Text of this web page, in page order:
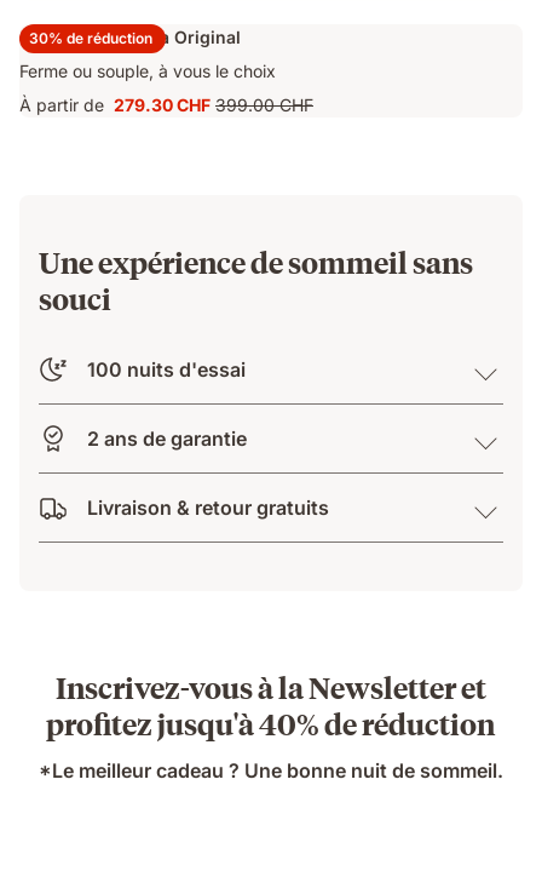
30% de réduction
Surmatelas Emma Original
Ferme ou souple, à vous le choix
À partir de Prix
279.30 CHF Prix
399.00 CHF
Une expérience de sommeil sans
souci
100 nuits d'essai
2 ans de garantie
Livraison & retour gratuits
Inscrivez-vous à la Newsletter et
profitez jusqu'à 40% de réduction
*Le meilleur cadeau ? Une bonne nuit de sommeil.